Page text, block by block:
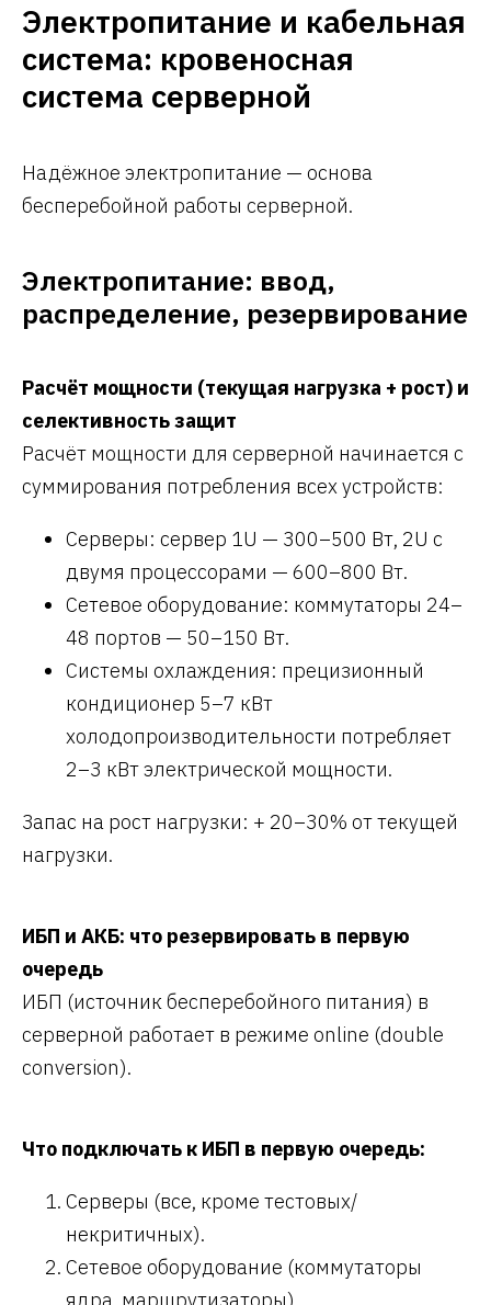
Электропитание и кабельная
система: кровеносная
система серверной
Надёжное электропитание — основа
бесперебойной работы серверной.
Электропитание: ввод,
распределение, резервирование
Расчёт мощности (текущая нагрузка + рост) и
селективность защит
Расчёт мощности для серверной начинается с
суммирования потребления всех устройств:
Серверы: сервер 1U — 300–500 Вт, 2U с
двумя процессорами — 600–800 Вт.
Сетевое оборудование: коммутаторы 24–
48 портов — 50–150 Вт.
Системы охлаждения: прецизионный
кондиционер 5–7 кВт
холодопроизводительности потребляет
2–3 кВт электрической мощности.
Запас на рост нагрузки: + 20–30% от текущей
нагрузки.
ИБП и АКБ: что резервировать в первую
очередь
ИБП (источник бесперебойного питания) в
серверной работает в режиме online (double
conversion).
Что подключать к ИБП в первую очередь:
Серверы (все, кроме тестовых/
некритичных).
Сетевое оборудование (коммутаторы